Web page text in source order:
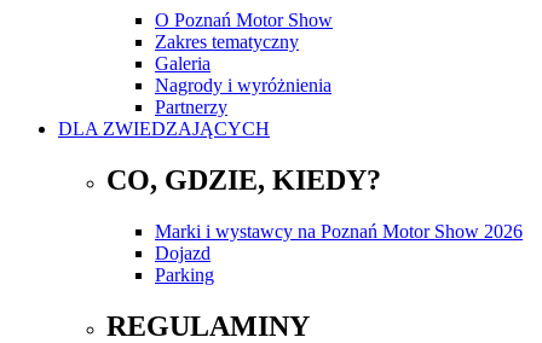
O Poznań Motor Show
Zakres tematyczny
Galeria
Nagrody i wyróżnienia
Partnerzy
DLA ZWIEDZAJĄCYCH
CO, GDZIE, KIEDY?
Marki i wystawcy na Poznań Motor Show 2026
Dojazd
Parking
REGULAMINY